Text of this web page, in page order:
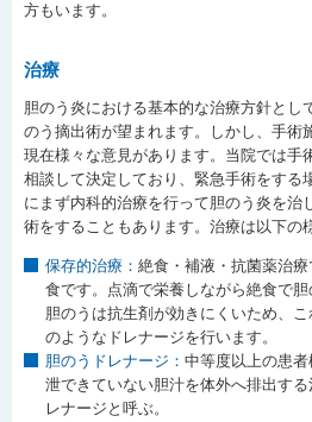
方もいます。
治療
胆のう炎における基本的な治療方針とし
のう摘出術が望まれます。しかし、手術
現在様々な意見があります。当院では手
相談して決定しており、緊急手術をする
にまず内科的治療を行って胆のう炎を治
術をすることもあります。治療は以下の
保存的治療： 絶食・補液・抗菌薬治
食です。点滴で栄養しながら絶食で胆
胆のうは抗生剤が効きにくいため、
のようなドレナージを行います。
胆のうドレナージ： 中等度以上の患
泄できていない胆汁を体外へ排出す
レナージと呼ぶ。